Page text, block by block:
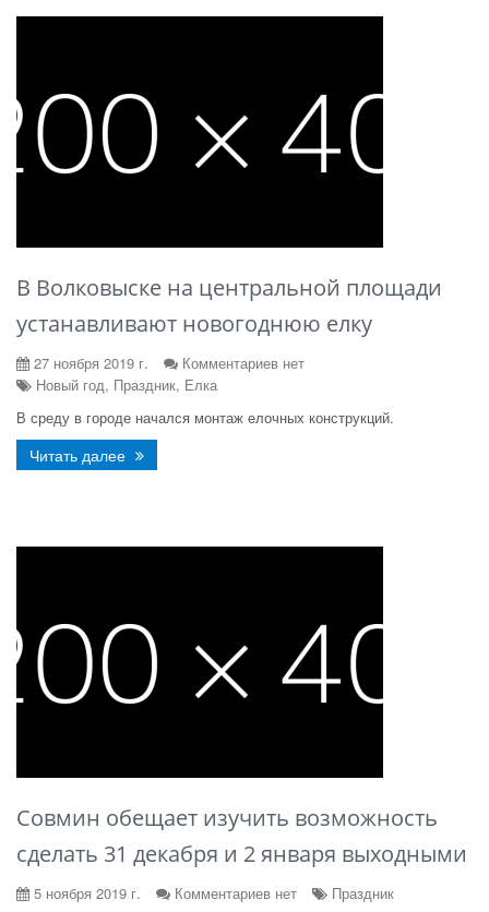
В Волковыске на центральной площади
устанавливают новогоднюю елку
27 ноября 2019 г.
Комментариев нет
Новый год, Праздник, Елка
В среду в городе начался монтаж елочных конструкций.
Читать далее
Совмин обещает изучить возможность
сделать 31 декабря и 2 января выходными
5 ноября 2019 г. Комментариев нет Праздник